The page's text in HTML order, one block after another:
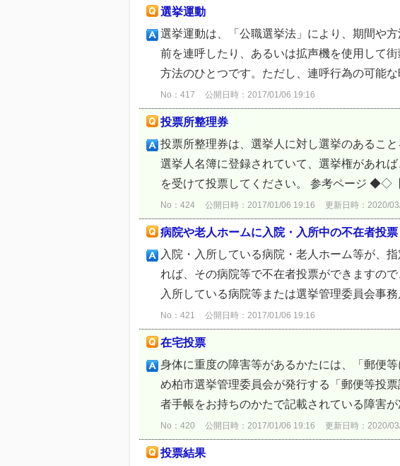
選挙運動
選挙運動は、「公職選挙法」により、期間や
前を連呼したり、あるいは拡声機を使用して
方法のひとつです。ただし、連呼行為の可能
No：417 公開日時：2017/01/06 19:16
投票所整理券
投票所整理券は、選挙人に対し選挙のあるこ
選挙人名簿に登録されていて、選挙権があれ
を受けて投票してください。 参考ページ ◆◇
No：424 公開日時：2017/01/06 19:16 更新日時：2020/
病院や老人ホームに入院・入所中の不在者投票
入院・入所している病院・老人ホーム等が、
れば、その病院等で不在者投票ができますの
入所している病院等または選挙管理委員会事
No：421 公開日時：2017/01/06 19:16
在宅投票
身体に重度の障害等があるかたには、「郵便
め柏市選挙管理委員会が発行する「郵便等投
者手帳をお持ちのかたで記載されている障害
No：420 公開日時：2017/01/06 19:16 更新日時：2020/
投票結果